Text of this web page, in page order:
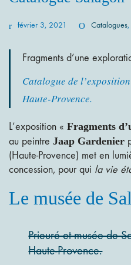
février 3, 2021 Catalogues,
Fragments d’une
Catalogue de
Haute-Provence.
L’exposition « Fragments
au peintre Jaap Gardenier
(Haute-Provence) met en
concession, pour qui la vie
Le musée de
Prieuré et musée de
Haute-Provence.